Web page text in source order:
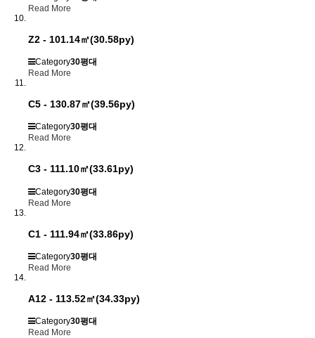
Read More
Z2 - 101.14㎡(30.58py)
Category30평대
Read More
C5 - 130.87㎡(39.56py)
Category30평대
Read More
C3 - 111.10㎡(33.61py)
Category30평대
Read More
C1 - 111.94㎡(33.86py)
Category30평대
Read More
A12 - 113.52㎡(34.33py)
Category30평대
Read More